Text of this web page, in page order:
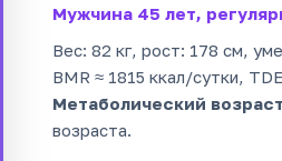
Мужчина 45 лет,
Вес: 82 кг, рост: 178 см,
BMR ≈ 1815 ккал/сутки,
Метаболический
возраста.